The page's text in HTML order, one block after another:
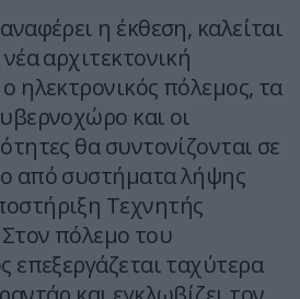
η έκθεση, καλείται
αρχιτεκτονική
ηλεκτρονικός πόλεμος, τα
και οι
θα συντονίζονται σε
από συστήματα λήψης
Τεχνητής
πόλεμο του
επεξεργάζεται ταχύτερα